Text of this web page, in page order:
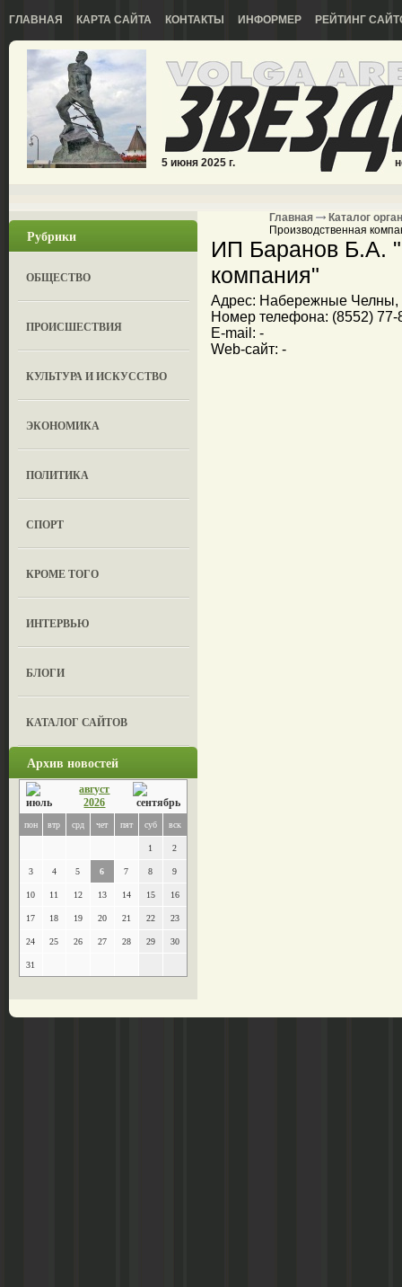
ГЛАВНАЯ КАРТА САЙТА КОНТАКТЫ ИНФОРМЕР РЕЙТИНГ
5 июня 2025 г.
Рубрики
ОБЩЕСТВО
ПРОИСШЕСТВИЯ
КУЛЬТУРА И ИСКУССТВО
ЭКОНОМИКА
ПОЛИТИКА
СПОРТ
КРОМЕ ТОГО
ИНТЕРВЬЮ
БЛОГИ
КАТАЛОГ САЙТОВ
Архив новостей
август
2026
пон втр срд чет пят суб вск
1 2
3 4 5 6 7 8 9
10 11 12 13 14 15 16
17 18 19 20 21 22 23
24 25 26 27 28 29 30
31
Главная
Каталог
Производственная
ИП Баранов Б.А.
компания"
Адрес: Набережные Челны,
Номер телефона: (8552) 77-
E-mail: -
Web-сайт: -